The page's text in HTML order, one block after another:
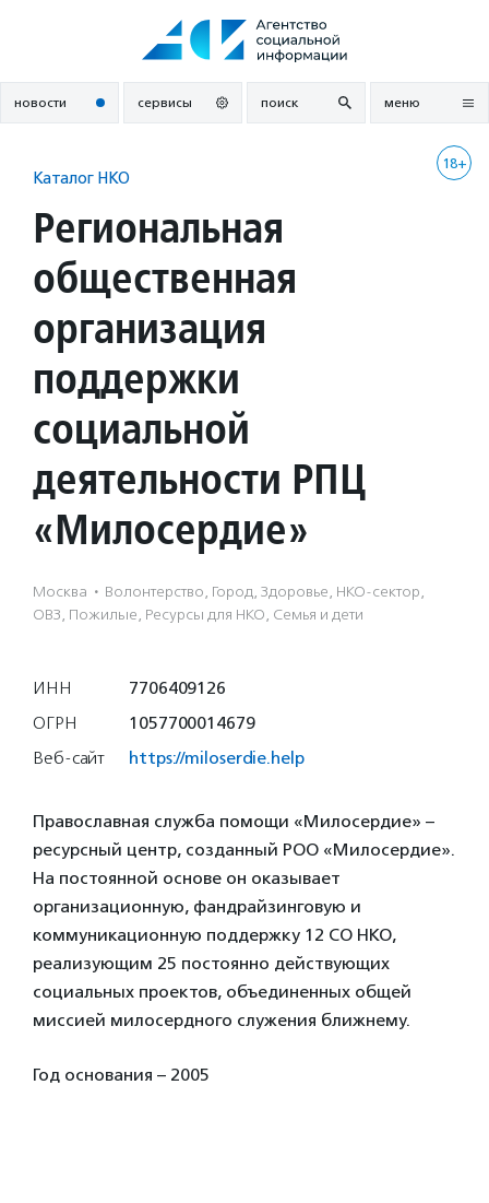
новости сервисы поиск меню
18+
Каталог НКО
Региональная
общественная
организация
поддержки
социальной
деятельности РПЦ
«Милосердие»
Москва · Волонтерство, Город, Здоровье, НКО-сектор,
ОВЗ, Пожилые, Ресурсы для НКО, Семья и дети
ИНН
7706409126
ОГРН
1057700014679
Веб-сайт
https://miloserdie.help
Православная служба помощи «Милосердие» –
ресурсный центр, созданный РОО «Милосердие».
На постоянной основе он оказывает
организационную, фандрайзинговую и
коммуникационную поддержку 12 СО НКО,
реализующим 25 постоянно действующих
социальных проектов, объединенных общей
миссией милосердного служения ближнему.
Год основания – 2005